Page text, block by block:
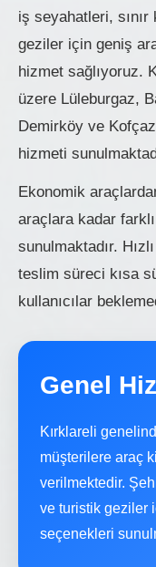
iş seyahatleri,
geziler için geniş
hizmet sağlıyoruz.
üzere Lüleburgaz,
Demirköy ve
hizmeti
Ekonomik
araçlara kadar
sunulmaktadır.
teslim süreci kısa
kullanıcılar
Genel
Kırklareli
müşterilere araç
verilmektedir.
ve turistik geziler
seçenekleri